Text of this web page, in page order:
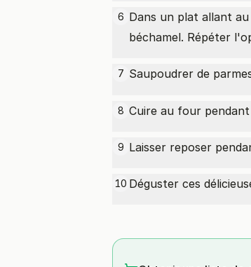
6 Dans un plat allant
béchamel. Répéter
7 Saupoudrer de
8 Cuire au four
9 Laisser reposer
10 Déguster ces